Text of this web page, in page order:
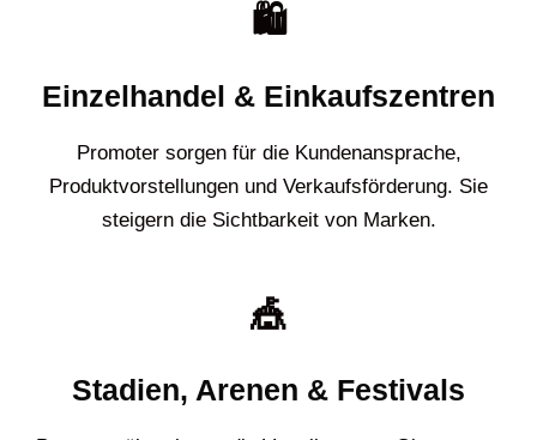
🛍️
Einzelhandel & Einkaufszentren
Promoter sorgen für die Kundenansprache,
Produktvorstellungen und Verkaufsförderung. Sie
steigern die Sichtbarkeit von Marken.
🎪
Stadien, Arenen & Festivals